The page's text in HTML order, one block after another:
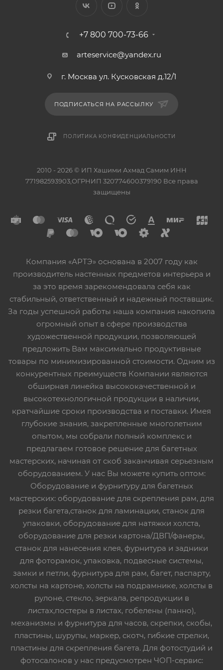
+7 800 700-73-66
arteservice@yandex.ru
г. Москва ул. Кусковская д.12/1
ПОДПИСАТЬСЯ НА РАССЫЛКУ
ПОЛИТИКА КОНФИДЕНЦИАЛЬНОСТИ
2010 - 2026 © ИП Хашими Ахмад Самим ИНН
771982593903,ОГРНИП 320774600379190 Все права
защищены
Компания «АРТЭ» основана в 2007 году как
производитель настенных предметов интерьера и
за это время зарекомендовала себя как
стабильный, ответственный и надежный поставщик.
За годы успешной работы наша компания накопила
огромный опыт в сфере производства
художественной продукции, позволяющей
предложить Вам максимально продуктивные
товары по минимизированной стоимости. Одним из
конкурентных преимуществ Компании являются
обширная линейка высококачественной и
высокотехнологичной продукции в наличии,
кратчайшие сроки производства и поставки. Имея
глубокие знания, закрепленные многолетним
опытом, мы собрали полный комплекс и
предлагаем готовое решение для багетных
мастерских, начиная от скоб заканчивая серьезным
оборудованием. У нас Вы можете купить оптом:
Оборудование и фурнитуру для багетных
мастерских: оборудование для скрепления рам, для
резки багета,станок для ламинации, станок для
упаковки, оборудование для натяжки холста,
оборудование для резки картона/ДВП/фанеры,
станок для нанесения клея, фурнитура и задники
для фоторамок, упаковка, подвесные системы,
замки и петли, фурнитура для рам, багет, паспарту,
холсты на картоне, холсты на подрамнике, холсты в
рулоне, стекло, зеркала, репродукции в
листах,постеры в листах, гобелены (панно),
механизмы и фурнитура для часов, скрепки, скобы,
пластины, шурупы, маркер, скотч, гибкие стрелки,
пластины для скрепления багета. Для фотостудий и
фотосалонов у нас предусмотрен ЧОП-сервис: